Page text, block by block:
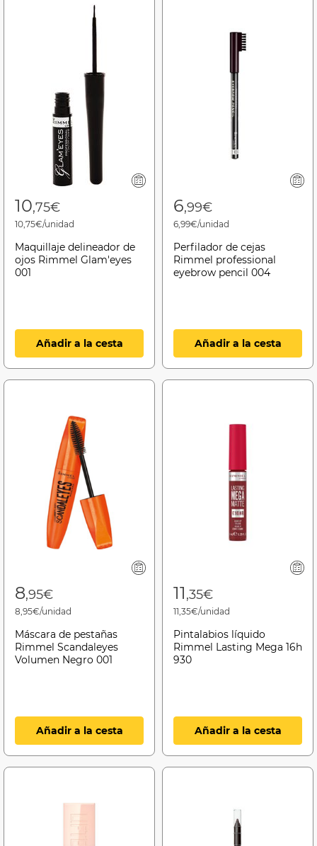
10,75€
10,75€/unidad
Maquillaje delineador de
ojos Rimmel Glam'eyes
001
Añadir a la cesta
6,99€
6,99€/unidad
Perfilador de cejas
Rimmel professional
eyebrow pencil 004
Añadir a la cesta
8,95€
8,95€/unidad
Máscara de pestañas
Rimmel Scandaleyes
Volumen Negro 001
Añadir a la cesta
11,35€
11,35€/unidad
Pintalabios líquido
Rimmel Lasting Mega 16h
930
Añadir a la cesta